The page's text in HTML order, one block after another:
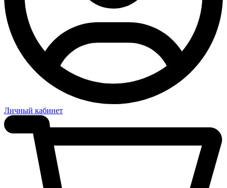
Личный кабинет